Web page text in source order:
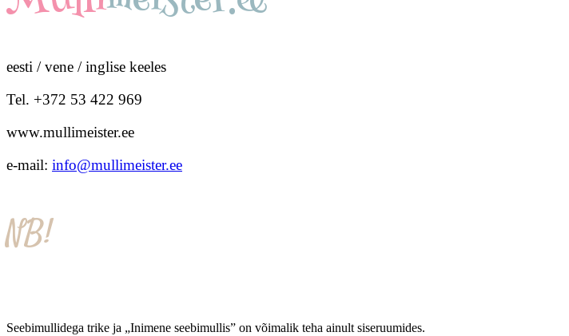
eesti / vene / inglise keeles
Tel. +372 53 422 969
www.mullimeister.ee
e-mail: info@mullimeister.ee
NB!
Seebimullidega trike ja „Inimene seebimullis” on võimalik teha ainult siseruumides.